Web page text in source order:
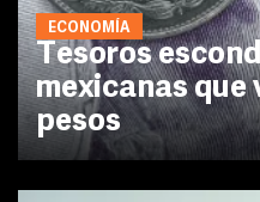
ECONOMÍA
Tesoros
mexicanas que
pesos